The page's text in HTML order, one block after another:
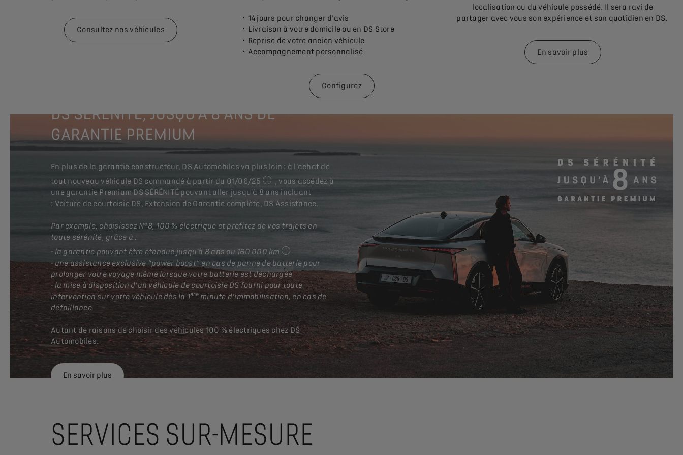
Consultez nos véhicules
· 14 jours pour changer d'avis
· Livraison à votre domicile ou en DS Store
· Reprise de votre ancien véhicule
· Accompagnement personnalisé
Configurez
localisation ou du véhicule possédé. Il sera ravi de
partager avec vous son expérience et son quotidien en DS.
En savoir plus
DS SÉRÉNITÉ, JUSQU’À 8 ANS DE
GARANTIE PREMIUM
En plus de la garantie constructeur, DS Automobiles va plus loin : à l'achat de
tout nouveau véhicule DS commandé à partir du 01/06/25
voir mentions légales en bas de page
, vous accédez à
une garantie Premium DS SÉRÉNITÉ pouvant aller jusqu'à 8 ans incluant
: Voiture de courtoisie DS, Extension de Garantie complète, DS Assistance.
Par exemple, choisissez N°8, 100 % électrique et profitez de vos trajets en
toute sérénité, grâce à :
- la garantie pouvant être étendue jusqu'à 8 ans ou 160 000 km
pour tout véhicule entretenu dans le réseau agréé DS Automobiles
- une assistance exclusive “power boost” en cas de panne de batterie pour
prolonger votre voyage même lorsque votre batterie est déchargée
- la mise à disposition d'un véhicule de courtoisie DS fourni pour toute
intervention sur votre véhicule dès la 1èreminute d'immobilisation, en cas de
défaillance
Autant de raisons de choisir des véhicules 100 % électriques chez DS
Automobiles.
En savoir plus
SERVICES SUR-MESURE